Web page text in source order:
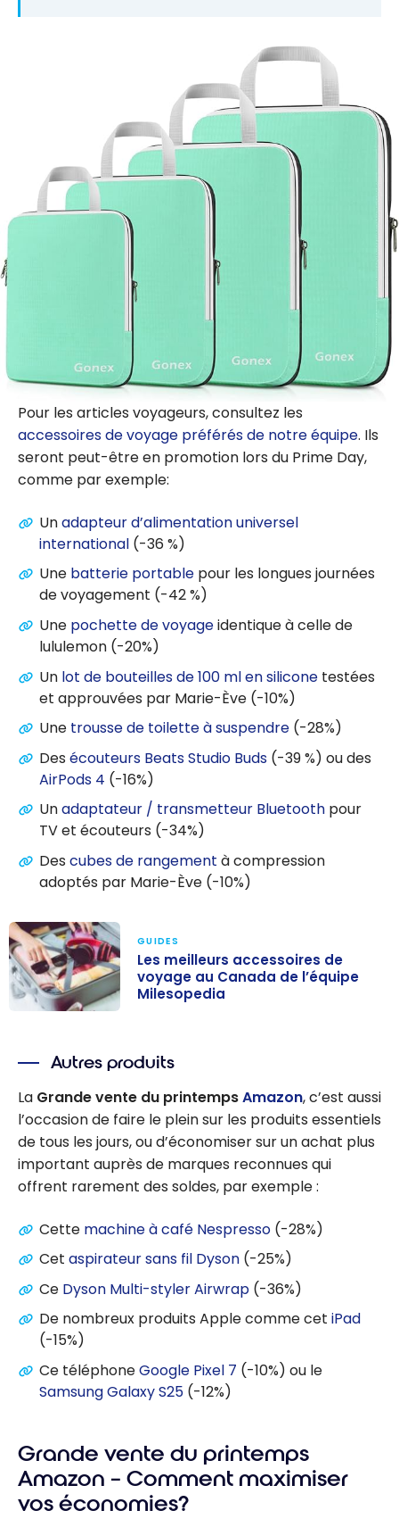
Pour les articles voyageurs, consultez les
accessoires de voyage préférés de notre équipe. Ils
seront peut-être en promotion lors du Prime Day,
comme par exemple:
Unadapteur d’alimentation universel
international (-36 %)
Une batterie portable pour les longues journées
de voyagement (-42 %)
Une pochette de voyageidentique à celle de
lululemon (-20%)
Un lot de bouteilles de 100 ml en silicone testées
et approuvées par Marie-Ève (-10%)
Une trousse de toilette à suspendre (-28%)
Des écouteurs Beats Studio Buds (-39 %) ou des
AirPods 4 (-16%)
Unadaptateur / transmetteur Bluetooth pour
TV et écouteurs (-34%)
Des cubes de rangement à compression
adoptés par Marie-Ève (-10%)
voyage au
Canada de
l’équipe
Milesopedia
GUIDES
Les meilleurs accessoires de
voyage au Canada de l’équipe
Milesopedia
Autres produits
La Grande vente du printempsAmazon, c’est aussi
l’occasion de faire le plein sur les produits essentiels
de tous les jours, ou d’économiser sur un achat plus
important auprès de marques reconnues qui
offrent rarement des soldes, par exemple :
Cette machine à café Nespresso (-28%)
Cet aspirateur sans fil Dyson (-25%)
Ce Dyson Multi-styler Airwrap (-36%)
De nombreux produits Apple comme cet iPad
(-15%)
Ce téléphoneGoogle Pixel 7 (-10%) ou le
Samsung Galaxy S25 (-12%)
Grande vente du printemps
Amazon – Comment maximiser
vos économies?